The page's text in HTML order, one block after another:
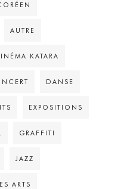
AUTRE
KATARA
DANSE
EXPOSITIONS
GRAFFITI
JAZZ
ARTS